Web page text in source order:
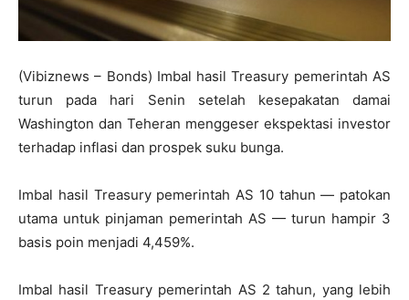
(Vibiznews – Bonds) Imbal hasil Treasury pemerintah AS
turun pada hari Senin setelah kesepakatan damai
Washington dan Teheran menggeser ekspektasi investor
terhadap inflasi dan prospek suku bunga.
Imbal hasil Treasury pemerintah AS 10 tahun — patokan
utama untuk pinjaman pemerintah AS — turun hampir 3
basis poin menjadi 4,459%.
Imbal hasil Treasury pemerintah AS 2 tahun, yang lebih